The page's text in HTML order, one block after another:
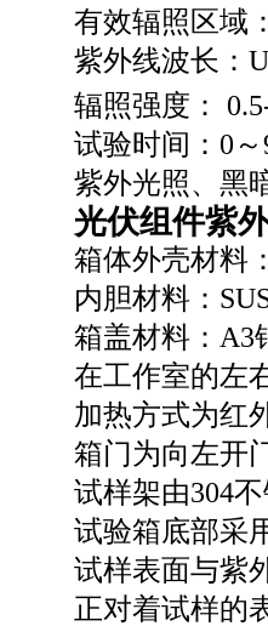
有效辐照区域
紫外线波长：
辐照强度：
试验时间：0
紫外光照、黑
光伏组件紫
箱体外壳材料
内胆材料：
箱盖材料：A3
在工作室的左
加热方式为红
箱门为向左开
试样架由304
试验箱底部采
试样表面与紫
正对着试样的